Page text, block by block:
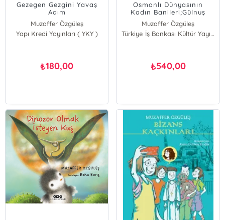
Gezegen Gezgini Yavaş
Adım
Muzaffer Özgüleş
Yapı Kredi Yayınları ( YKY )
₺180,00
Osmanlı Dünyasının
Kadın Banileri;Gülnuş
Sultan ve Mimari Mirası
Muzaffer Özgüleş
Türkiye İş Bankası Kültür Yayınları
₺540,00